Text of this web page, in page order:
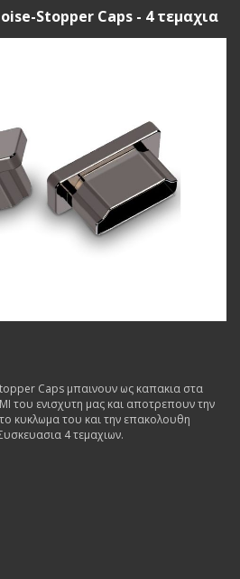
Stopper Caps - 4 τεμαχια
Caps μπαινουν ως καπακια στα
του ενισχυτη μας και αποτρεπουν την
κυκλωμα του και την επακολουθη
4 τεμαχιων.